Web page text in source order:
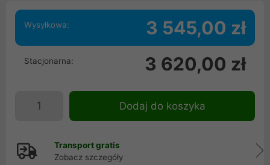
Wysyłkowa: 3 545,00 zł
Stacjonarna: 3 620,00 zł
Dodaj do koszyka
Transport gratis
Zobacz szczegóły